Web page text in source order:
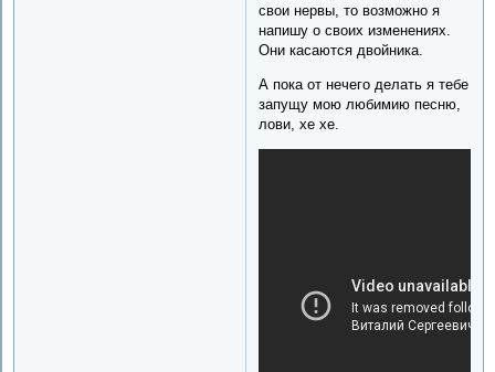
свои нервы, то возможно я
напишу о своих изменениях.
Они касаются двойника.
А пока от нечего делать я тебе
запущу мою любимию песню,
лови, хе хе.